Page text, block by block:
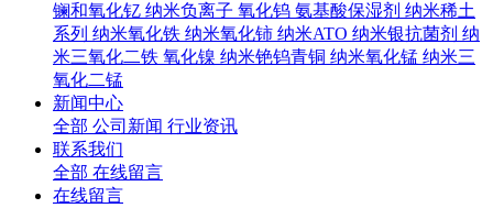
镧和氧化钇 纳米负离子 氧化钨 氨基酸保湿剂 纳米稀土
系列 纳米氧化铁 纳米氧化铈 纳米ATO 纳米银抗菌剂 纳
米三氧化二铁 氧化镍 纳米铯钨青铜 纳米氧化锰 纳米三
氧化二锰
新闻中心
全部 公司新闻 行业资讯
联系我们
全部 在线留言
在线留言